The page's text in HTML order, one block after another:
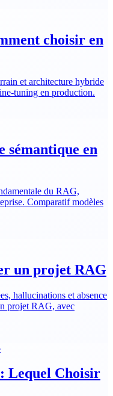
choisir en
et architecture hybride
tuning en production.
sémantique en
du RAG,
Comparatif modèles
un projet RAG
hallucinations et absence
projet RAG, avec
Lequel Choisir